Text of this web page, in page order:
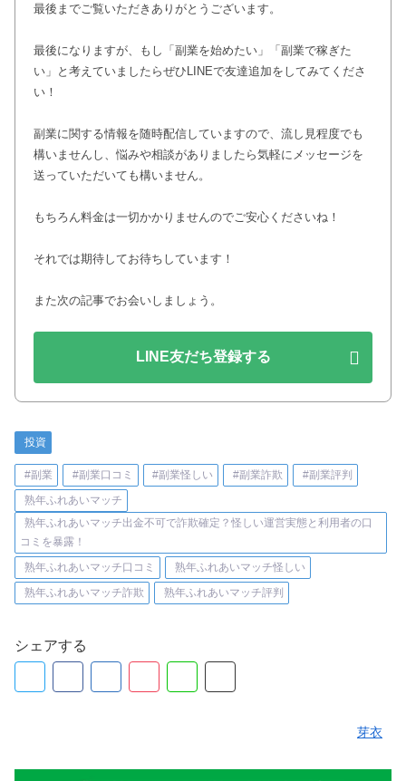
最後までご覧いただきありがとうございます。
最後になりますが、もし「副業を始めたい」「副業で稼ぎた
い」と考えていましたらぜひLINEで友達追加をしてみてくださ
い！
副業に関する情報を随時配信していますので、流し見程度でも
構いませんし、悩みや相談がありましたら気軽にメッセージを
送っていただいても構いません。
もちろん料金は一切かかりませんのでご安心くださいね！
それでは期待してお待ちしています！
また次の記事でお会いしましょう。
LINE友だち登録する
投資
#副業 #副業口コミ #副業怪しい #副業詐欺
#副業評判
熟年ふれあいマッチ
熟年ふれあいマッチ出金不可で詐欺確定？怪しい運営実態と利用者の口
コミを暴露！
熟年ふれあいマッチ口コミ
熟年ふれあいマッチ怪しい
熟年ふれあいマッチ詐欺
熟年ふれあいマッチ評判
シェアする
芽衣